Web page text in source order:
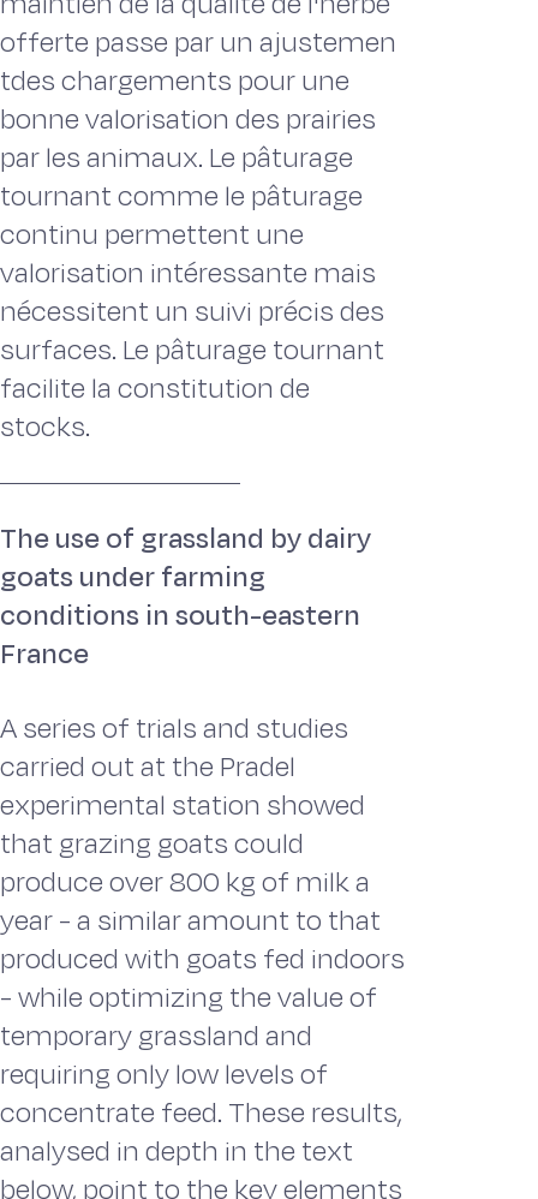
offerte passe par un ajustemen
tdes chargements pour une
bonne valorisation des prairies
par les animaux. Le pâturage
tournant comme le pâturage
continu permettent une
valorisation intéressante mais
nécessitent un suivi précis des
surfaces. Le pâturage tournant
facilite la constitution de
stocks.
The use of grassland by dairy
goats under farming
conditions in south-eastern
France
A series of trials and studies
carried out at the Pradel
experimental station showed
that grazing goats could
produce over 800 kg of milk a
year - a similar amount to that
produced with goats fed indoors
- while optimizing the value of
temporary grassland and
requiring only low levels of
concentrate feed. These results,
analysed in depth in the text
below, point to the key elements